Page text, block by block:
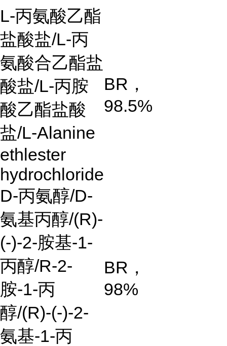
L-丙氨酸乙酯
盐酸盐/L-丙
氨酸合乙酯盐
酸盐/L-丙胺
酸乙酯盐酸
盐/L-Alanine
ethlester
hydrochloride
BR ，
98.5%
D-丙氨醇/D-
氨基丙醇/(R)-
(-)-2-胺基-1-
丙醇/R-2-
胺-1-丙
醇/(R)-(-)-2-
氨基-1-丙
BR ，
98%